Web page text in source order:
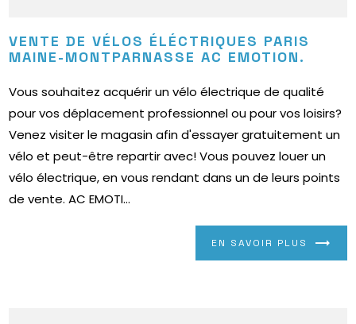
VENTE DE VÉLOS ÉLÉCTRIQUES PARIS
MAINE-MONTPARNASSE AC EMOTION.
Vous souhaitez acquérir un vélo électrique de qualité
pour vos déplacement professionnel ou pour vos loisirs?
Venez visiter le magasin afin d'essayer gratuitement un
vélo et peut-être repartir avec! Vous pouvez louer un
vélo électrique, en vous rendant dans un de leurs points
de vente. AC EMOTI...
EN SAVOIR PLUS